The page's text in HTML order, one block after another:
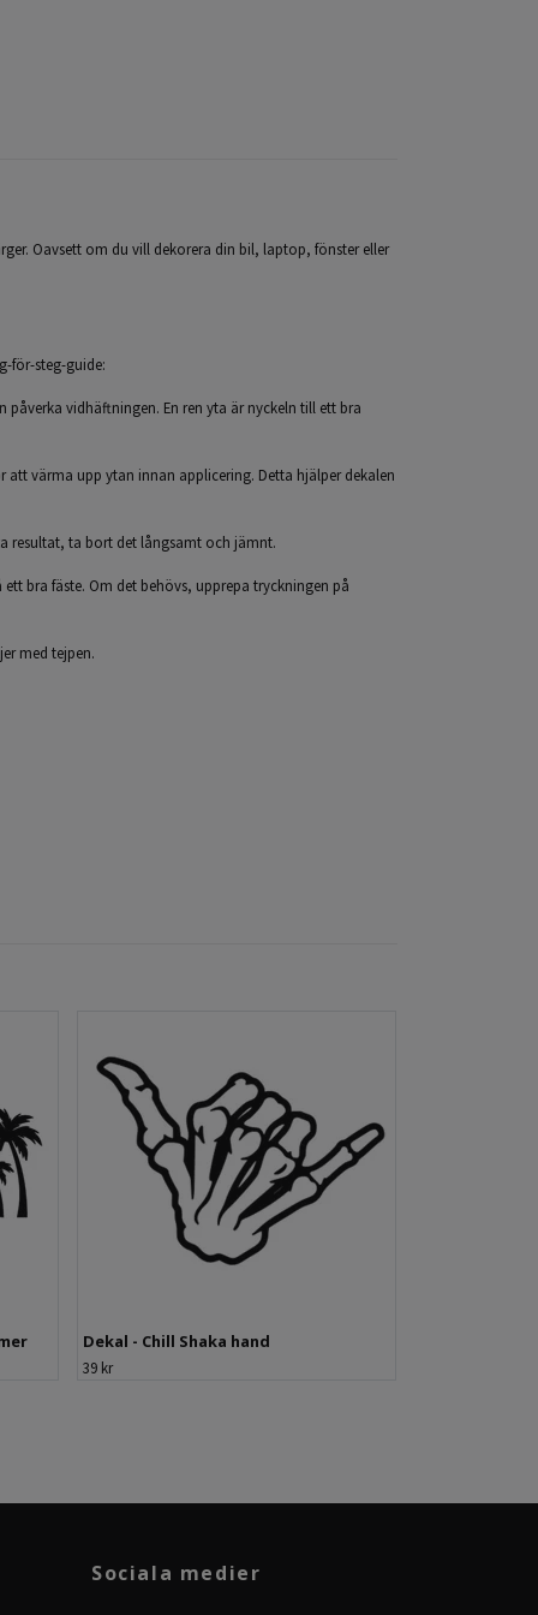
Oavsett om du vill dekorera din bil, laptop, fönster eller
för-steg-guide:
påverka vidhäftningen. En ren yta är nyckeln till ett bra
värma upp ytan innan applicering. Detta hjälper dekalen
resultat, ta bort det långsamt och jämnt.
bra fäste. Om det behövs, upprepa tryckningen på
med tejpen.
Dekal - Chill Shaka hand
39 kr
Sociala medier